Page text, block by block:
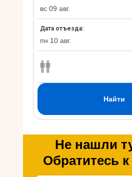
Не нашли
Обратитесь